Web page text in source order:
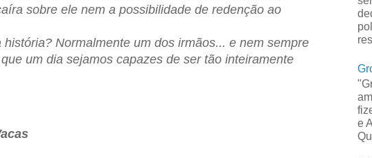
sobre ele nem a possibilidade de redenção ao
Normalmente um dos irmãos... e nem sempre
um dia sejamos capazes de ser tão inteiramente
e